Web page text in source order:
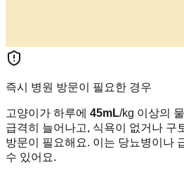
즉시 병원 방문이 필요한 경우
고양이가 하루에 45mL/kg 이상의
급격히 늘어나고, 식욕이 없거나 구
방문이 필요해요. 이는 당뇨병이나
수 있어요.